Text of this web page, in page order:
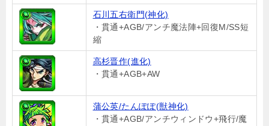
石川五右衛門(神化)
・貫通+AGB/アンチ魔法陣+回復M/SS短
縮
高杉晋作(進化)
・貫通+AGB+AW
蒲公英/たんぽぽ(獣神化)
・貫通+AGB/アンチウィンドウ+飛行/魔